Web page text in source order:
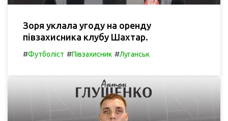
Зоря уклала угоду на оренду
півзахисника клубу Шахтар.
#Футболіст #Півзахисник #Луганськ